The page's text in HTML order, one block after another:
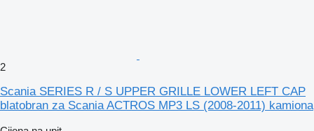
2
Scania SERIES R / S UPPER GRILLE LOWER LEFT CAP
blatobran za Scania ACTROS MP3 LS (2008-2011) kamiona